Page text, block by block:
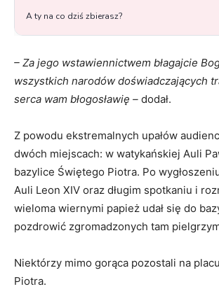
– Za jego wstawiennictwem błagajcie
wszystkich narodów doświadczających
serca wam błogosławię – dodał.
Z powodu ekstremalnych upałów
dwóch miejscach: w watykańskiej Auli
bazylice Świętego Piotra. Po
Auli Leon XIV oraz długim spotkaniu i
wieloma wiernymi papież udał się do
pozdrowić zgromadzonych tam
Niektórzy mimo gorąca pozostali na
Piotra.